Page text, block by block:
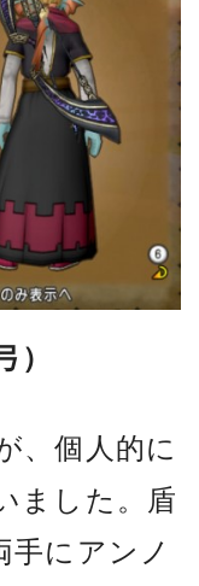
）
、個人的に
ました。盾
手にアンノ